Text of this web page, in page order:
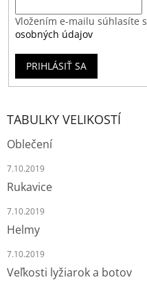
Vložením e-mailu súhlasíte s
osobných údajov
PRIHLÁSIŤ SA
TABULKY VELIKOSTÍ
Oblečení
7.10.2019
Rukavice
7.10.2019
Helmy
7.10.2019
Veľkosti lyžiarok a botov